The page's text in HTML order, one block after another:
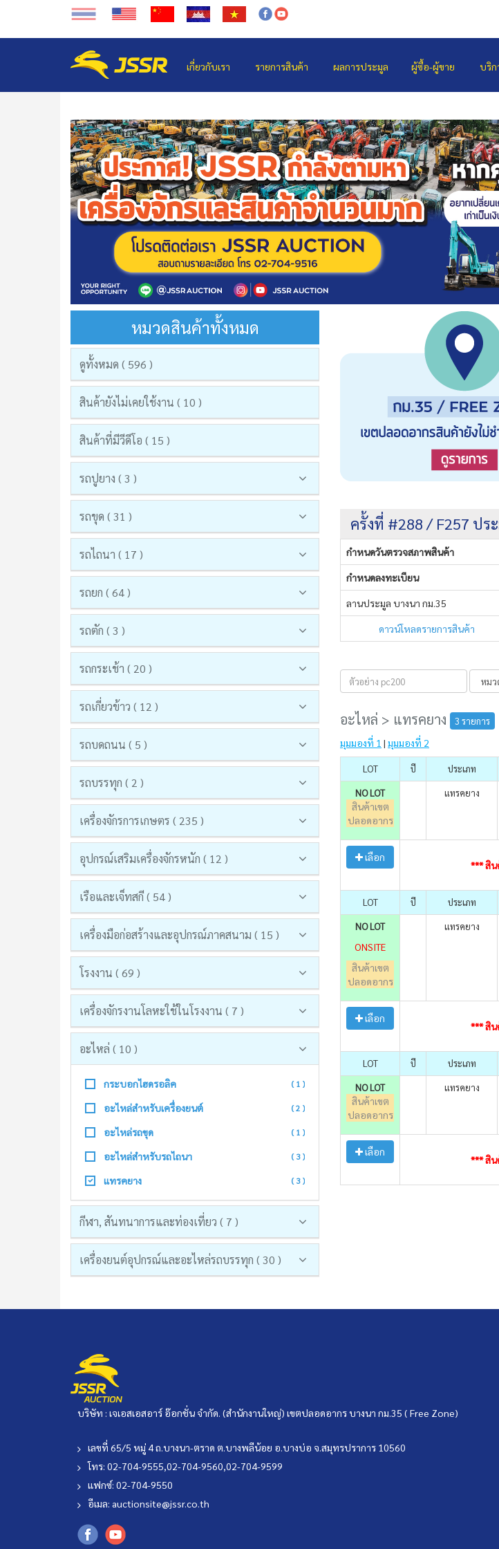
เกี่ยวกับเรา รายการสินค้า ผลการประมูล ผู้ซื้อ-ผู้ขาย บริก
หมวดสินค้าทั้งหมด
ดูทั้งหมด ( 596 )
สินค้ายังไม่เคยใช้งาน ( 10 )
สินค้าที่มีวีดีโอ ( 15 )
รถปูยาง ( 3 )
รถขุด ( 31 )
รถไถนา ( 17 )
รถยก ( 64 )
รถตัก ( 3 )
รถกระเช้า ( 20 )
รถเกี่ยวข้าว ( 12 )
รถบดถนน ( 5 )
รถบรรทุก ( 2 )
เครื่องจักรการเกษตร ( 235 )
อุปกรณ์เสริมเครื่องจักรหนัก ( 12 )
เรือและเจ็ทสกี ( 54 )
เครื่องมือก่อสร้างและอุปกรณ์ภาคสนาม ( 15 )
โรงงาน ( 69 )
เครื่องจักรงานโลหะใช้ในโรงงาน ( 7 )
อะไหล่ ( 10 )
กระบอกไฮดรอลิค ( 1 )
อะไหล่สำหรับเครื่องยนต์ ( 2 )
อะไหล่รถขุด ( 1 )
อะไหล่สำหรับรถไถนา ( 3 )
แทรคยาง ( 3 )
กีฬา, สันทนาการและท่องเที่ยว ( 7 )
เครื่องยนต์อุปกรณ์และอะไหล่รถบรรทุก ( 30 )
ครั้งที่ #288 / F257 ปร
กำหนดวันตรวจสภาพสินค้า
กำหนดลงทะเบียน
ลานประมูล บางนา กม.35
ดาวน์โหลดรายการสินค้า
อะไหล่ > แทรคยาง 3 รายการ
มุมมองที่ 1 | มุมมองที่ 2
LOT ปี ประเภท
NO LOT
สินค้าเขต
ปลอดอากร
แทรคยาง
เลือก
*** สิน
LOT ปี ประเภท
NO LOT
ONSITE
สินค้าเขต
ปลอดอากร
แทรคยาง
เลือก
*** สิน
LOT ปี ประเภท
NO LOT
สินค้าเขต
ปลอดอากร
แทรคยาง
เลือก
*** สิน
บริษัท : เจเอสเอสอาร์ อ๊อกชั่น จำกัด. (สำนักงานใหญ่) เขตปลอดอากร บางนา กม.35 ( Free Zone)
เลขที่ 65/5 หมู่ 4 ถ.บางนา-ตราด ต.บางพลีน้อย อ.บางบ่อ จ.สมุทรปราการ 10560
โทร: 02-704-9555,02-704-9560,02-704-9599
แฟกซ์: 02-704-9550
อีเมล: auctionsite@jssr.co.th